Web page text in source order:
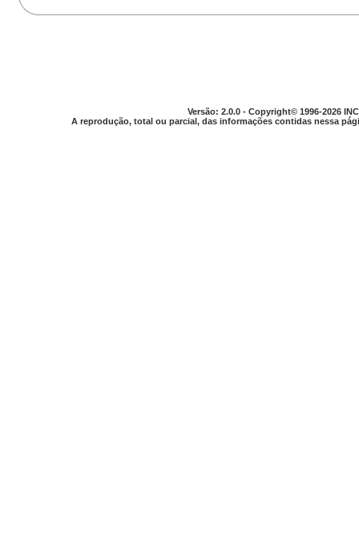
Versão: 2.0.0 - Copyright© 1996-2026
A reprodução, total ou parcial, das informações contidas nessa